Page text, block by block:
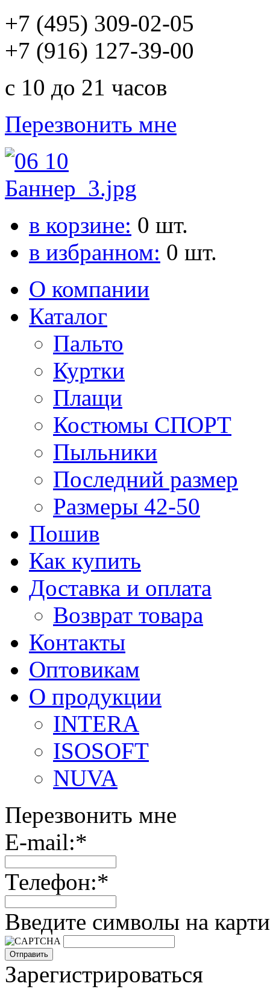
+7 (495) 309-02-05
+7 (916) 127-39-00
с 10 до 21 часов
Перезвонить мне
в корзине: 0 шт.
в избранном: 0 шт.
О компании
Каталог
Пальто
Куртки
Плащи
Костюмы СПОРТ
Пыльники
Последний размер
Размеры 42-50
Пошив
Как купить
Доставка и оплата
Возврат товара
Контакты
Оптовикам
О продукции
INTERA
ISOSOFT
NUVA
Перезвонить мне
E-mail:*
Телефон:*
Введите символы на
Зарегистрироваться